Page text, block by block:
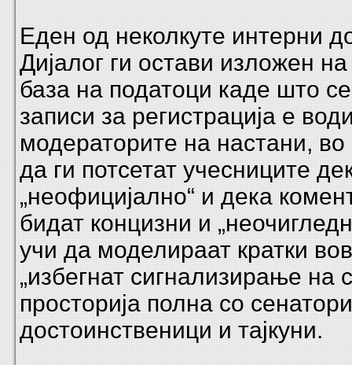
Еден од неколкуте интерни
Дијалог ги остави изложен
база на податоци каде што
записи за регистрација е
модераторите на настани, во
да ги потсетат учесниците
„неофицијално“ и дека
бидат концизни и
учи да моделираат кратки
„избегнат сигнализирање на
просторија полна со
достоинственици и тајкуни.